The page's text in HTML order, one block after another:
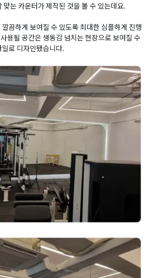
맞는 카운터가 제작된 것을 볼 수 있는데요.
끔하게 보여질 수 있도록 최대한 심플하게 진행
용될 공간은 생동감 넘치는 현장으로 보여질 수
로 디자인됐습니다.